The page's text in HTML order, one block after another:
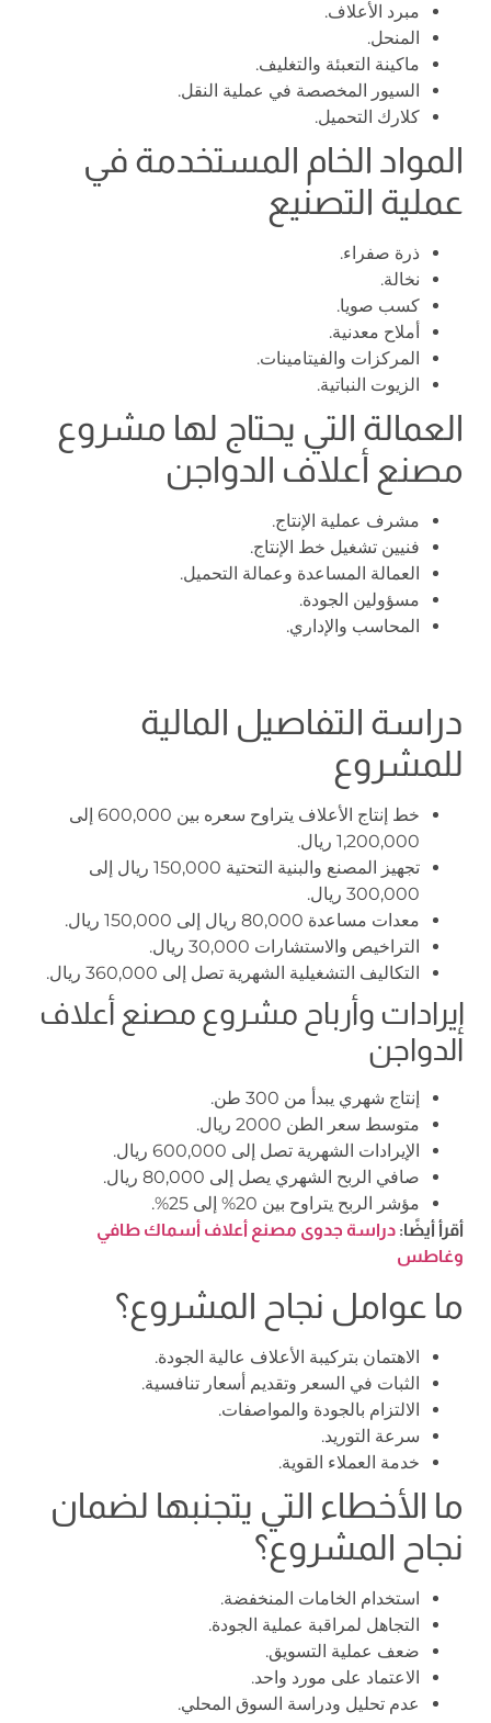
مبرد الأعلاف.
المنحل.
ماكينة التعبئة والتغليف.
السيور المخصصة في عملية النقل.
كلارك التحميل.
المواد الخام المستخدمة في
عملية التصنيع
ذرة صفراء.
نخالة.
كسب صويا.
أملاح معدنية.
المركزات والفيتامينات.
الزيوت النباتية.
العمالة التي يحتاج لها مشروع
مصنع أعلاف الدواجن
مشرف عملية الإنتاج.
فنيين تشغيل خط الإنتاج.
العمالة المساعدة وعمالة التحميل.
مسؤولين الجودة.
المحاسب والإداري.
دراسة التفاصيل المالية
للمشروع
خط إنتاج الأعلاف يتراوح سعره بين 600,000 إلى
1,200,000 ريال.
تجهيز المصنع والبنية التحتية 150,000 ريال إلى
300,000 ريال.
معدات مساعدة 80,000 ريال إلى 150,000 ريال.
التراخيص والاستشارات 30,000 ريال.
التكاليف التشغيلية الشهرية تصل إلى 360,000 ريال.
إيرادات وأرباح مشروع مصنع أعلاف
الدواجن
إنتاج شهري يبدأ من 300 طن.
متوسط سعر الطن 2000 ريال.
الإيرادات الشهرية تصل إلى 600,000 ريال.
صافي الربح الشهري يصل إلى 80,000 ريال.
مؤشر الربح يتراوح بين 20% إلى 25%.
أقرأ أيضًا: دراسة جدوى مصنع أعلاف أسماك طافي
وغاطس
ما عوامل نجاح المشروع؟
الاهتمان بتركيبة الأعلاف عالية الجودة.
الثبات في السعر وتقديم أسعار تنافسية.
الالتزام بالجودة والمواصفات.
سرعة التوريد.
خدمة العملاء القوية.
ما الأخطاء التي يتجنبها لضمان
نجاح المشروع؟
استخدام الخامات المنخفضة.
التجاهل لمراقبة عملية الجودة.
ضعف عملية التسويق.
الاعتماد على مورد واحد.
عدم تحليل ودراسة السوق المحلي.